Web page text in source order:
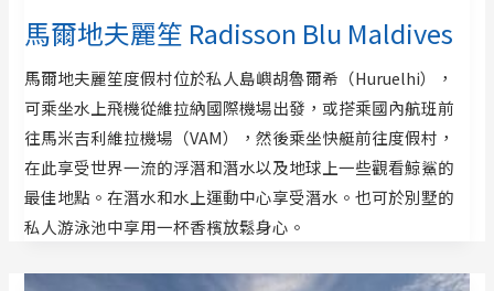
馬爾地夫麗笙 Radisson Blu Maldives
馬爾地夫麗笙度假村位於私人島嶼胡魯爾希（Huruelhi），
可乘坐水上飛機從維拉納國際機場出發，或搭乘國內航班前
往馬米吉利維拉機場（VAM），然後乘坐快艇前往度假村，
在此享受世界一流的浮潛和潛水以及地球上一些觀看鯨鯊的
最佳地點。在潛水和水上運動中心享受潛水。也可於別墅的
私人游泳池中享用一杯香檳放鬆身心。